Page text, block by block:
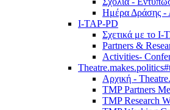
Ημέρα Δράσης -
I-TAP-PD
Σχετικά με το I-
Partners &
Activities-
Αρχική -
TMP Partners
TMP Research